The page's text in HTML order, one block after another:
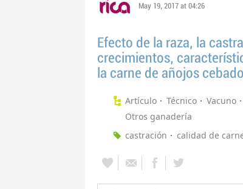
May 19, 2017 at 04:26
Efecto de la raza, la
crecimientos,
la carne de añojos
Artículo Técnico Vacuno
Otros ganadería
castración
calidad de